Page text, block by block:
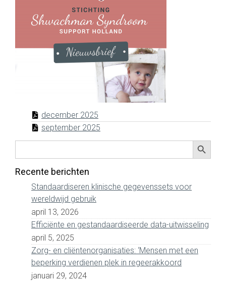
december 2025
september 2025
Zoek
Recente berichten
Standaardiseren klinische gegevenssets voor
wereldwijd gebruik
april 13, 2026
Efficiënte en gestandaardiseerde data-uitwisseling
april 5, 2025
Zorg- en cliëntenorganisaties: ‘Mensen met een
beperking verdienen plek in regeerakkoord
januari 29, 2024